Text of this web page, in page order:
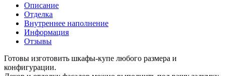
Описание
Отделка
Внутреннее наполнение
Информация
Отзывы
Готовы изготовить шкафы-купе любого размера и
конфигурации.